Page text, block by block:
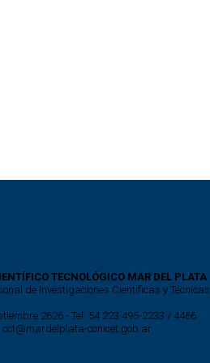
TECNOLÓGICO MAR DEL PLATA
de Investigaciones Científicas y Técnicas
2626 - Tel: 54 223 495-2233 / 4466
cct@mardelplata-conicet.gob.ar